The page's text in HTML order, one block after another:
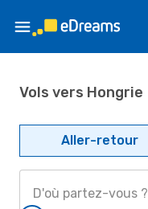
Vols vers Hongrie
Aller-retour
D'où partez-vous ?